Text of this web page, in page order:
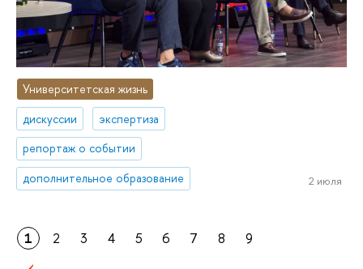
Университетская жизнь
дискуссии
экспертиза
репортаж о событии
дополнительное образование
2 июля
1 2 3 4 5 6 7 8 9